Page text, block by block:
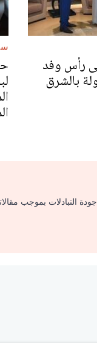
رأس وفد
بالشرق
التبادلات بموجب